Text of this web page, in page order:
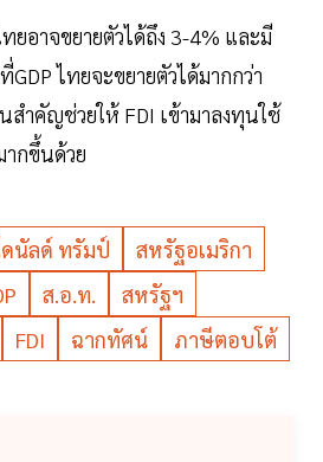
ยอาจขยายตัวได้ถึง 3-4% และมี
ไทยจะขยายตัวได้มากกว่า
ำคัญช่วยให้ FDI เข้ามาลงทุนใช้
กขึ้นด้วย
นัลด์ ทรัมป์
สหรัฐอเมริกา
ส.อ.ท.
สหรัฐฯ
FDI ฉากทัศน์ ภาษีตอบโต้